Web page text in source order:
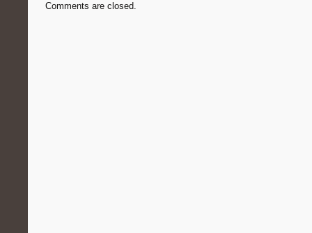
Comments are closed.